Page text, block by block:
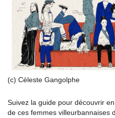
(c) Céleste Gangolphe
Suivez la guide pour découvrir
de ces femmes villeurbannaises